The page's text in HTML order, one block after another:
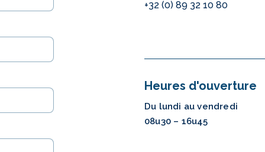
+32 (0) 89 32 10 80
Heures d'ouverture
Du lundi au vendredi
08u30 – 16u45